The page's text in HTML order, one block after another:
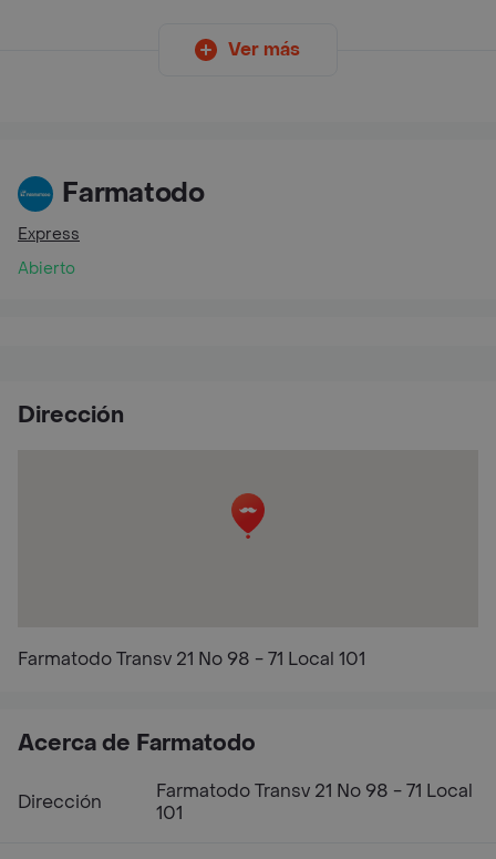
Ver más
Farmatodo
Express
Abierto
Dirección
Farmatodo Transv 21 No 98 - 71 Local 101
Acerca de Farmatodo
Dirección
Farmatodo Transv 21 No 98 - 71 Local
101